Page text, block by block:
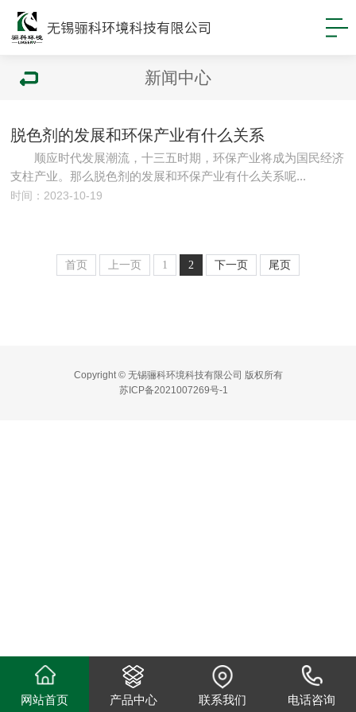
新闻中心
脱色剂的发展和环保产业有什么关系
顺应时代发展潮流，十三五时期，环保产业将成为国民经济
支柱产业。那么脱色剂的发展和环保产业有什么关系呢...
时间：2023-10-19
首页 上一页 1 2 下一页 尾页
Copyright © 无锡骊科环境科技有限公司 版权所有
苏ICP备2021007269号-1
网站首页 产品中心 联系我们 电话咨询